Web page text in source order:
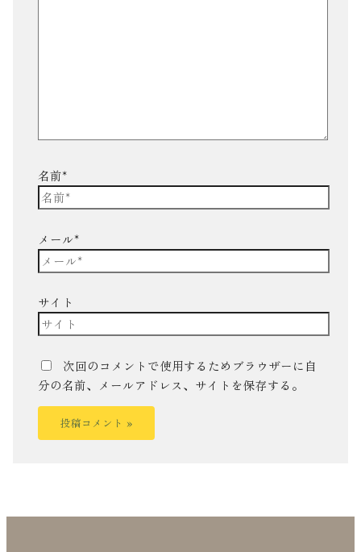
名前*
メール*
サイト
次回のコメントで使用するためブラウザーに自
分の名前、メールアドレス、サイトを保存する。